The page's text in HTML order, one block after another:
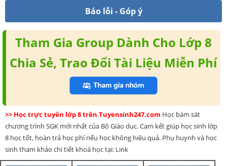
Báo lỗi - Góp ý
Tham Gia Group Dành Cho Lớp 8
Chia Sẻ, Trao Đổi Tài Liệu Miễn Phí
>> Học trực tuyến lớp 8 trên Tuyensinh247.com Học bám sát
chương trình SGK mới nhất của Bộ Giáo dục. Cam kết giúp học sinh lớp
8 học tốt, hoàn trả học phí nếu học không hiệu quả. Phụ huynh và học
sinh tham khảo chi tiết khoá học tại: Link